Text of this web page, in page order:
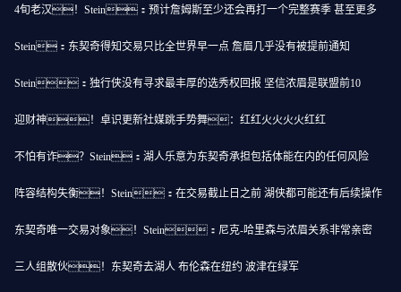
4旬老汉！Stein：预计詹姆斯至少还会再打一个完整赛季 甚至更多
Stein：东契奇得知交易只比全世界早一点 詹眉几乎没有被提前通知
Stein：独行侠没有寻求最丰厚的选秀权回报 坚信浓眉是联盟前10
迎财神！卓识更新社媒跳手势舞：红红火火火火红红
不怕有诈？Stein：湖人乐意为东契奇承担包括体能在内的任何风险
阵容结构失衡！Stein：在交易截止日之前 湖侠都可能还有后续操作
东契奇唯一交易对象！Stein：尼克-哈里森与浓眉关系非常亲密
三人组散伙！东契奇去湖人 布伦森在纽约 波津在绿军